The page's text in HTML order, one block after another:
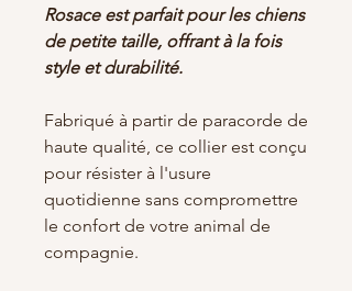
Rosace est parfait pour les chiens
de petite taille, offrant à la fois
style et durabilité.
Fabriqué à partir de paracorde de
haute qualité, ce collier est conçu
pour résister à l'usure
quotidienne sans compromettre
le confort de votre animal de
compagnie.